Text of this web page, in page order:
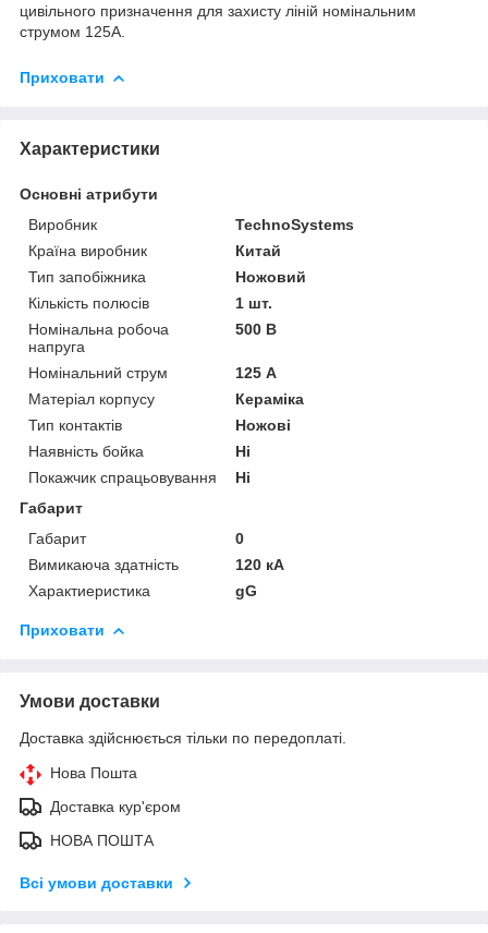
цивільного призначення для захисту ліній номінальним
струмом 125А.
Приховати
Характеристики
Основні атрибути
Виробник
TechnoSystems
Країна виробник
Китай
Тип запобіжника
Ножовий
Кількість полюсів
1 шт.
Номінальна робоча
напруга
500 В
Номінальний струм
125 А
Матеріал корпусу
Кераміка
Тип контактів
Ножові
Наявність бойка
Ні
Покажчик спрацьовування
Ні
Габарит
Габарит
0
Вимикаюча здатність
120 кА
Характиеристика
gG
Приховати
Умови доставки
Доставка здійснюється тільки по передоплаті.
Нова Пошта
Доставка кур'єром
НОВА ПОШТА
Всі умови доставки